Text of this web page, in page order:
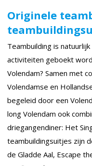
Originele
Teambuilding is
activiteiten geboekt
Volendam? Samen met
Volendamse en
begeleid door een
long Volendam ook
driegangendiner: Het
teambuildingsuitjes zijn
de Gladde Aal, Escape